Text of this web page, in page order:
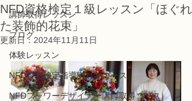
講師取得レッスン
ブログ
体験レッスン
NFD資格検定指導者対象コース
NFDフラワーデザイナー講師取得コース
NFD資格検定１級レッスン「ほぐれ
た装飾的花束」
更新日： 2024年11月11日